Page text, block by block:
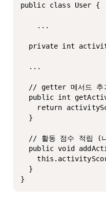
public class User {
private int
  ...
// getter 메서드 추
public int
return
  }
// 활동 점수 적립 (
public void
  }